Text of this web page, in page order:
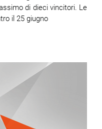
di dieci vincitori. Le
il 25 giugno